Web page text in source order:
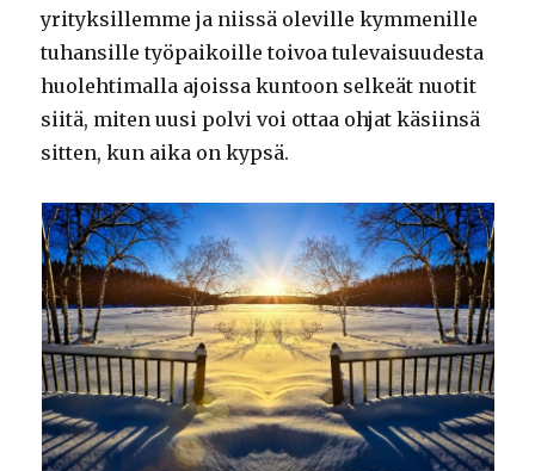
yrityksillemme ja niissä oleville kymmenille
tuhansille työpaikoille toivoa tulevaisuudesta
huolehtimalla ajoissa kuntoon selkeät nuotit
siitä, miten uusi polvi voi ottaa ohjat käsiinsä
sitten, kun aika on kypsä.